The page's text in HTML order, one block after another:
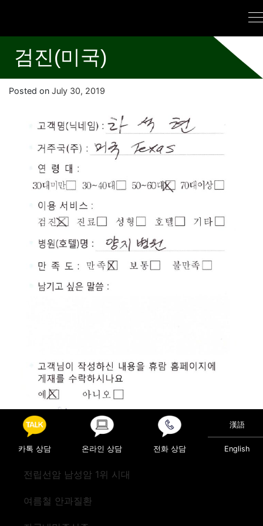
검진(미국)
Posted on July 30, 2019
Post navigation
카톡 상담 온라인 상담 전화 상담
漢語
English
전립선암 남성암 1위 시대
여름철 안과질환